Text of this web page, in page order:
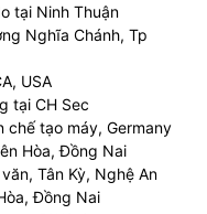
tại Ninh Thuận
Nghĩa Chánh, Tp
USA
tại CH Sec
chế tạo máy, Germany
Hòa, Đồng Nai
Tân Kỳ, Nghệ An
Đồng Nai